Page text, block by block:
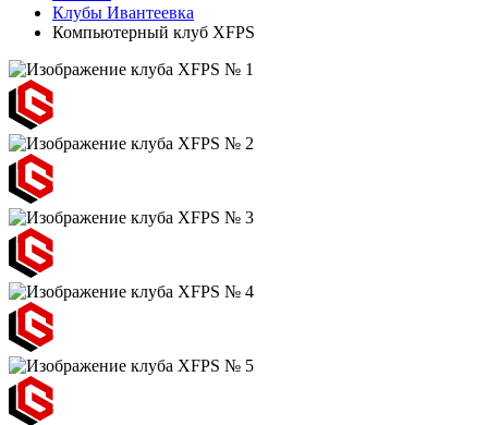
Клубы Ивантеевка
Компьютерный клуб XFPS